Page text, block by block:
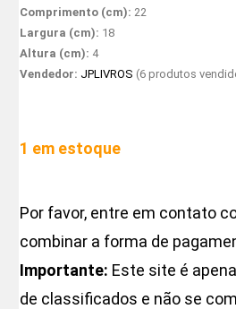
Comprimento (cm): 22
Largura (cm): 18
Altura (cm): 4
Vendedor: JPLIVROS (6 produtos
1 em estoque
Por favor, entre em contato
combinar a forma de
Importante: Este site é
de classificados e não se